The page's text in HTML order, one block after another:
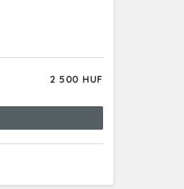
2 500 HUF